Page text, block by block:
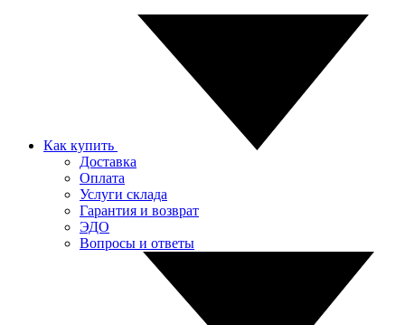
Как купить
Доставка
Оплата
Услуги склада
Гарантия и возврат
ЭДО
Вопросы и ответы